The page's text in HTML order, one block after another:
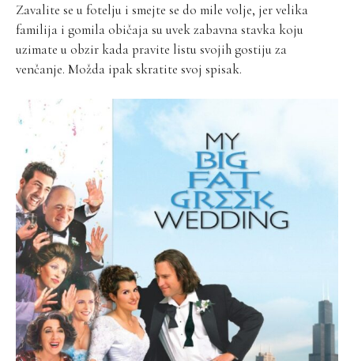
Zavalite se u fotelju i smejte se do mile volje, jer velika
familija i gomila običaja su uvek zabavna stavka koju
uzimate u obzir kada pravite listu svojih gostiju za
venčanje. Možda ipak skratite svoj spisak.